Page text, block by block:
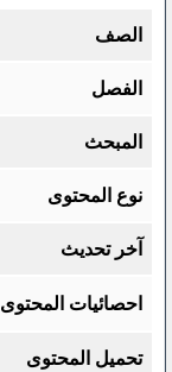
الصف
الفصل
المبحث
نوع المحتوى
آخر تحديث
احصائيات المحتوى
تحميل المحتوى